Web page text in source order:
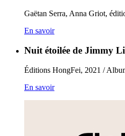
Gaëtan Serra, Anna Griot,
En savoir
Nuit étoilée de Jimmy
Éditions HongFei, 2021 /
En savoir